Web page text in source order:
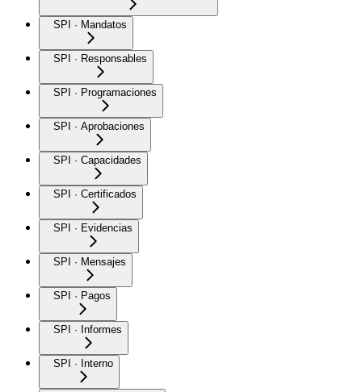
SPI · Mandatos
SPI · Responsables
SPI · Programaciones
SPI · Aprobaciones
SPI · Capacidades
SPI · Certificados
SPI · Evidencias
SPI · Mensajes
SPI · Pagos
SPI · Informes
SPI · Interno